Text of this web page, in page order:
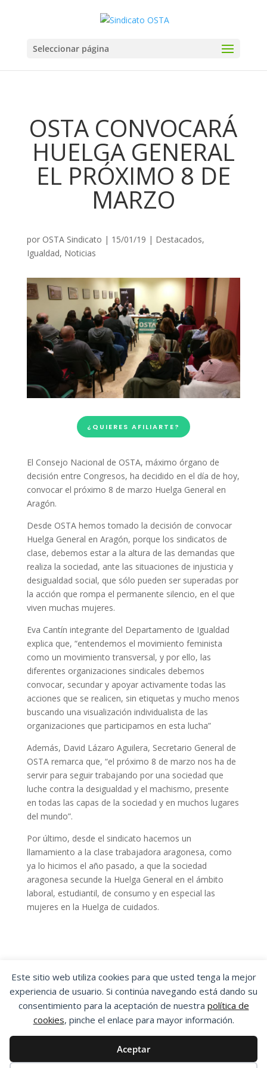
Este sitio web utiliza cookies para que usted tenga la mejor
experiencia de usuario. Si continúa navegando está dando su
consentimiento para la aceptación de nuestra política de
cookies, pinche el enlace para mayor información.
Aceptar
Seleccionar página
OSTA CONVOCARÁ
HUELGA GENERAL
EL PRÓXIMO 8 DE
MARZO
por OSTA Sindicato | 15/01/19 | Destacados,
Igualdad, Noticias
¿QUIERES AFILIARTE?
El Consejo Nacional de OSTA, máximo órgano de
decisión entre Congresos, ha decidido en el día de hoy,
convocar el próximo 8 de marzo Huelga General en
Aragón.
Desde OSTA hemos tomado la decisión de convocar
Huelga General en Aragón, porque los sindicatos de
clase, debemos estar a la altura de las demandas que
realiza la sociedad, ante las situaciones de injusticia y
desigualdad social, que sólo pueden ser superadas por
la acción que rompa el permanente silencio, en el que
viven muchas mujeres.
Eva Cantín integrante del Departamento de Igualdad
explica que, “entendemos el movimiento feminista
como un movimiento transversal, y por ello, las
diferentes organizaciones sindicales debemos
convocar, secundar y apoyar activamente todas las
acciones que se realicen, sin etiquetas y mucho menos
buscando una visualización individualista de las
organizaciones que participamos en esta lucha”
Además, David Lázaro Aguilera, Secretario General de
OSTA remarca que, “el próximo 8 de marzo nos ha de
servir para seguir trabajando por una sociedad que
luche contra la desigualdad y el machismo, presente
en todas las capas de la sociedad y en muchos lugares
del mundo”.
Por último, desde el sindicato hacemos un
llamamiento a la clase trabajadora aragonesa, como
ya lo hicimos el año pasado, a que la sociedad
aragonesa secunde la Huelga General en el ámbito
laboral, estudiantil, de consumo y en especial las
mujeres en la Huelga de cuidados.
OSTA | ORGANIZACIÓN SINDICAL DE
TRABAJADORES Y TRABAJADORAS DE ARAGÓN
Aviso Legal
Política de Privacidad
Esta obra está bajo una